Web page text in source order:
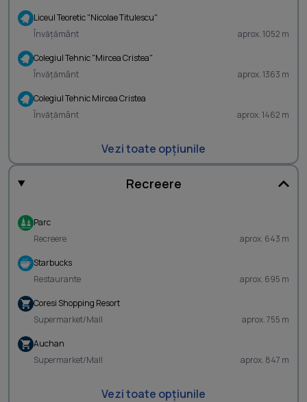
Liceul Teoretic "Nicolae Titulescu"
Învățământ
aprox. 1052 m
Colegiul Tehnic "Mircea Cristea"
Învățământ
aprox. 1363 m
Colegiul Tehnic Mircea Cristea
Învățământ
aprox. 1462 m
Vezi toate opțiunile
Recreere
Parc
Recreere
aprox. 643 m
Starbucks
Restaurante
aprox. 695 m
Coresi Shopping Resort
Supermarket/Mall
aprox. 755 m
Auchan
Supermarket/Mall
aprox. 847 m
Vezi toate opțiunile